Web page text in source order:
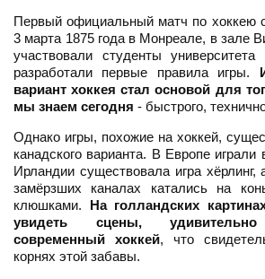
Первый официальный матч по хоккею
3 марта 1875 года в Монреале, в зале
участвовали студенты
разработали первые правила игры.
вариант хоккея стал основой для
мы знаем сегодня - быстрого,
Однако игры, похожие на хоккей,
канадского варианта. В Европе играли
Ирландии существовала игра
замёрзших каналах катались на
клюшками. На голландских
увидеть сцены,
современный хоккей, что
корнях этой забавы.